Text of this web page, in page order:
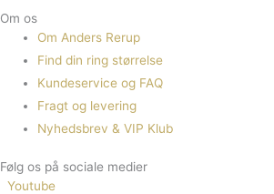
Om os
Om Anders Rerup
Find din ring størrelse
Kundeservice og FAQ
Fragt og levering
Nyhedsbrev & VIP Klub
Følg os på sociale medier
Youtube